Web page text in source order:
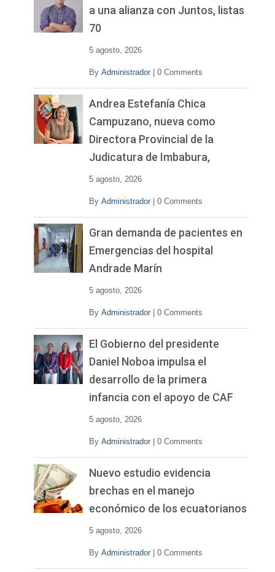
a una alianza con Juntos, listas
70
5 agosto, 2026
By Administrador 0 Comments
Andrea Estefanía Chica
Campuzano, nueva como
Directora Provincial de la
Judicatura de Imbabura,
5 agosto, 2026
By Administrador 0 Comments
Gran demanda de pacientes en
Emergencias del hospital
Andrade Marín
5 agosto, 2026
By Administrador 0 Comments
El Gobierno del presidente
Daniel Noboa impulsa el
desarrollo de la primera
infancia con el apoyo de CAF
5 agosto, 2026
By Administrador 0 Comments
Nuevo estudio evidencia
brechas en el manejo
económico de los ecuatorianos
5 agosto, 2026
By Administrador 0 Comments